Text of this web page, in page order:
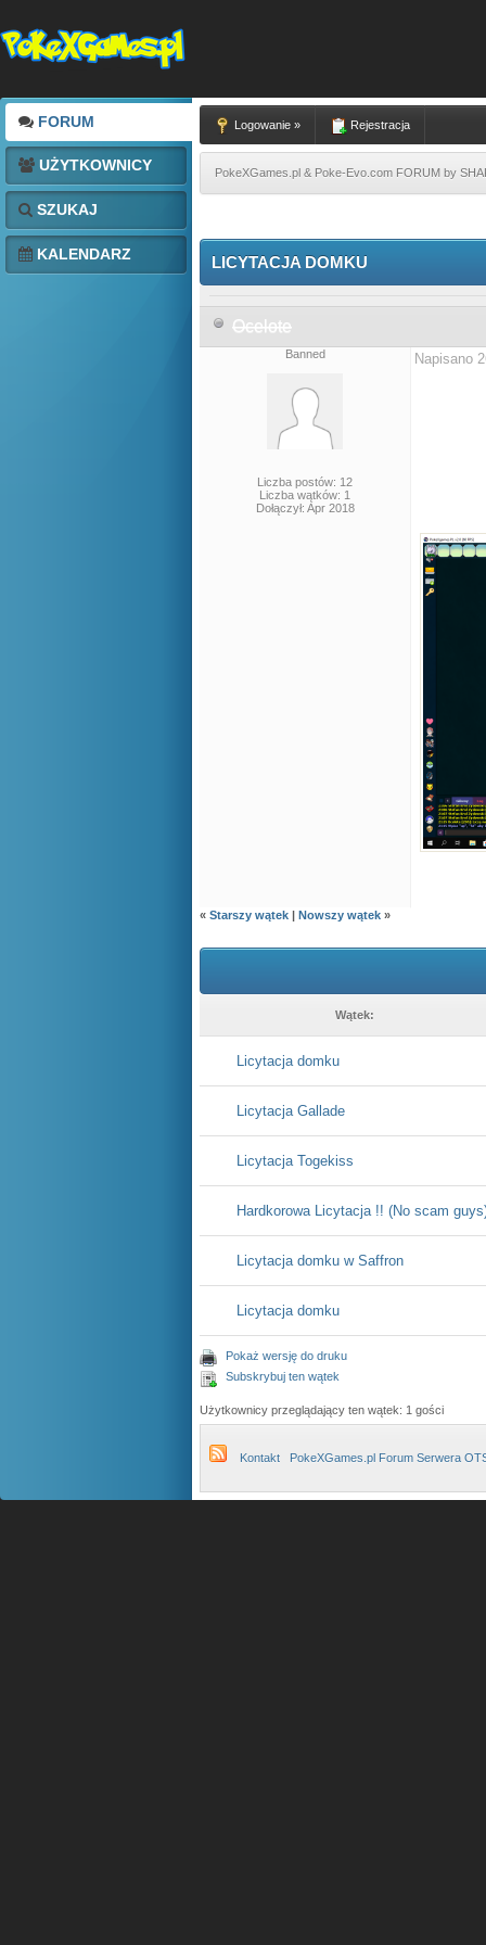
FORUM
UŻYTKOWNICY
SZUKAJ
KALENDARZ
Logowanie » Rejestracja
PokeXGames.pl & Poke-Evo.com FORUM by
LICYTACJA DOMKU
Ocelote
Banned
Liczba postów: 12
Liczba wątków: 1
Dołączył: Apr 2018
Napisano
« Starszy wątek | Nowszy wątek »
Wątek:
Licytacja domku
Licytacja Gallade
Licytacja Togekiss
Hardkorowa Licytacja !! (No scam
Licytacja domku w Saffron
Licytacja domku
Pokaż wersję do druku
Subskrybuj ten wątek
Użytkownicy przeglądający ten wątek: 1 gości
Kontakt PokeXGames.pl Forum Serwera